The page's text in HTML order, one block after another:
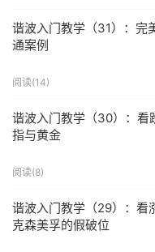
谐波入门教学（31）：完
通案例
阅读(14)
谐波入门教学（30）：看
指与黄金
阅读(8)
谐波入门教学（29）：看
克森美孚的假破位